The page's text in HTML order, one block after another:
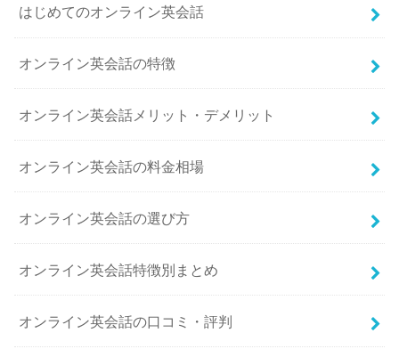
はじめてのオンライン英会話
オンライン英会話の特徴
オンライン英会話メリット・デメリット
オンライン英会話の料金相場
オンライン英会話の選び方
オンライン英会話特徴別まとめ
オンライン英会話の口コミ・評判